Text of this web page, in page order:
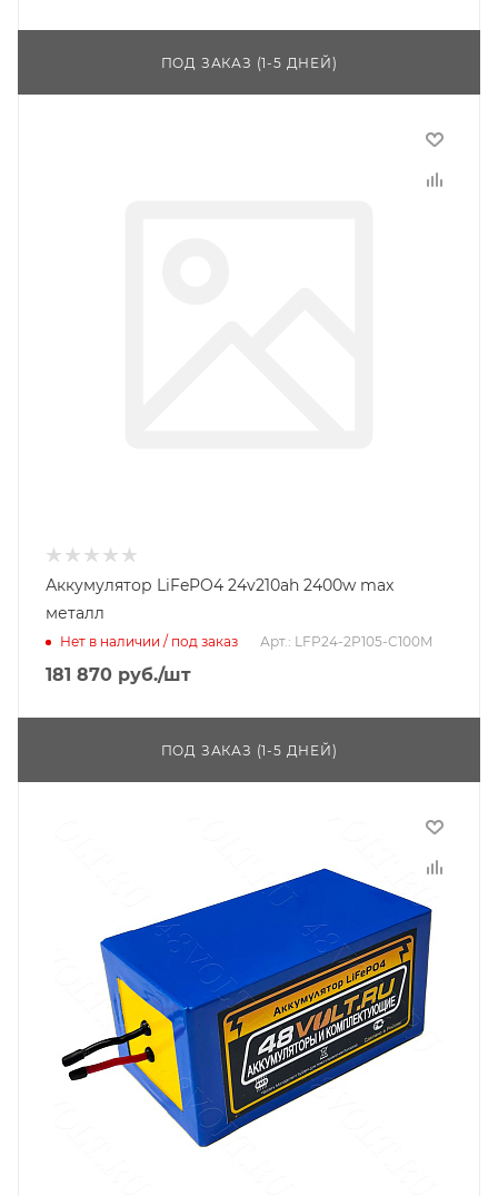
ПОД ЗАКАЗ (1-5 ДНЕЙ)
Аккумулятор LiFePO4 24v210ah 2400w max
металл
Нет в наличии / под заказ Арт.: LFP24-2P105-C100M
181 870 руб./шт
ПОД ЗАКАЗ (1-5 ДНЕЙ)